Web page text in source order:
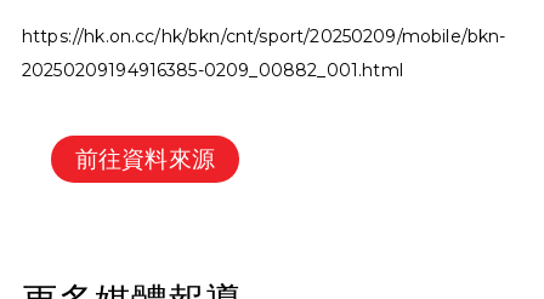
https://hk.on.cc/hk/bkn/cnt/sport/20250209/mobile/bkn-
20250209194916385-0209_00882_001.html
前往資料來源